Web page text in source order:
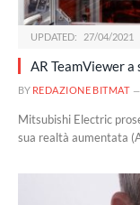
UPDATED: 27/04/2021
AR TeamViewer
BY REDAZIONE BITMAT
Mitsubishi Electric
sua realtà aumentata